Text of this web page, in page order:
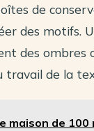
de
des motifs.
des ombres
travail de la
maison de 100